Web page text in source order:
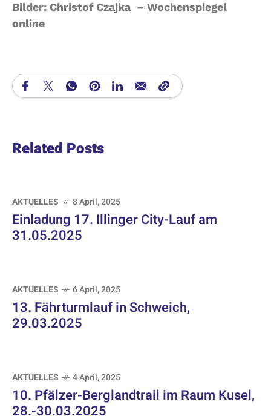
Bilder: Christof Czajka – Wochenspiegel
online
Related Posts
AKTUELLES 8 April, 2025
Einladung 17. Illinger City-Lauf am
31.05.2025
AKTUELLES 6 April, 2025
13. Fährturmlauf in Schweich,
29.03.2025
AKTUELLES 4 April, 2025
10. Pfälzer-Berglandtrail im Raum Kusel,
28.-30.03.2025